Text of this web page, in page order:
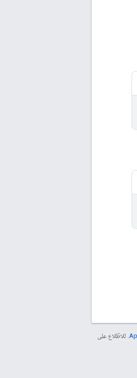
. للاطّلاع على